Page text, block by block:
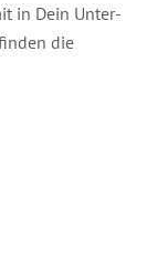
in Dein Unter-
die